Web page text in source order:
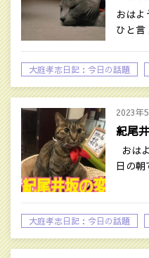
おは
ひと
大庭孝志日記：今日の話題
2023年
紀尾
おは
日の
大庭孝志日記：今日の話題